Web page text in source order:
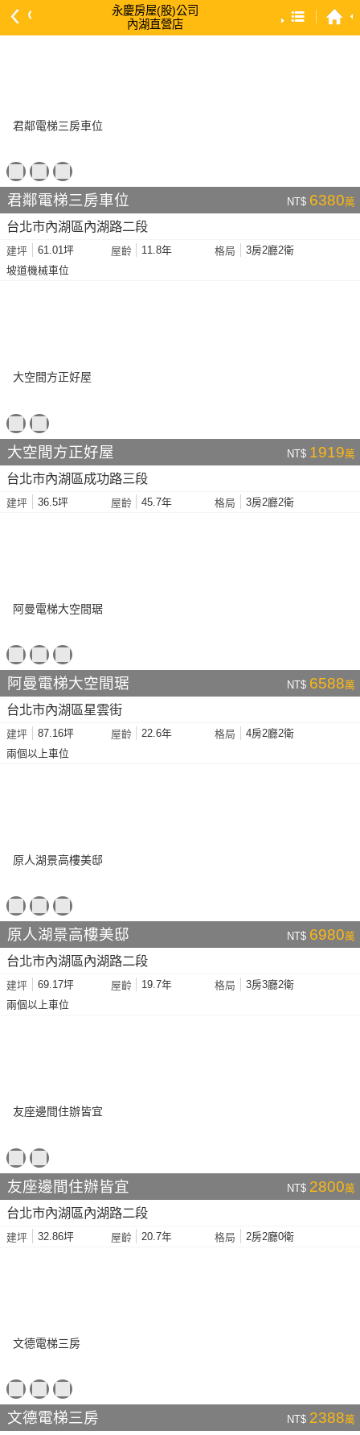
永慶房屋(股)公司
內湖直營店
依建物坪數 大 → 小
依土地坪數 大 → 小
君鄰電梯三房車位 NT$ 6380萬
台北市內湖區內湖路二段
建坪 61.01坪 屋齡 11.8年 格局
3房2廳2衛
坡道機械車位
大空間方正好屋 NT$ 1919萬
台北市內湖區成功路三段
建坪 36.5坪 屋齡 45.7年 格局 3房2廳2衛
阿曼電梯大空間琚 NT$ 6588萬
台北市內湖區星雲街
建坪 87.16坪 屋齡 22.6年 格局
4房2廳2衛
兩個以上車位
原人湖景高樓美邸 NT$ 6980萬
台北市內湖區內湖路二段
建坪 69.17坪 屋齡 19.7年 格局
3房3廳2衛
兩個以上車位
友座邊間住辦皆宜 NT$ 2800萬
台北市內湖區內湖路二段
建坪 32.86坪 屋齡 20.7年 格局 2房2廳0衛
文德電梯三房 NT$ 2388萬